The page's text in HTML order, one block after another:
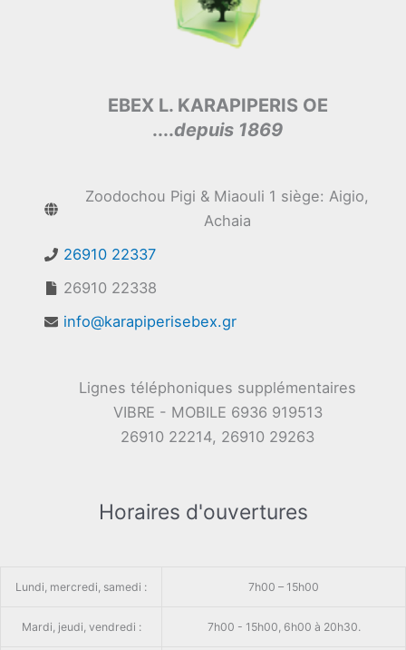
EBEX L. KARAPIPERIS OE
....depuis 1869
Zoodochou Pigi & Miaouli 1 siège: Aigio,
Achaia
26910 22337
26910 22338
info@karapiperisebex.gr
Lignes téléphoniques supplémentaires
VIBRE - MOBILE 6936 919513
26910 22214, 26910 29263
Horaires d'ouvertures
Lundi, mercredi, samedi : 7h00 – 15h00
Mardi, jeudi, vendredi : 7h00 - 15h00, 6h00 à 20h30.